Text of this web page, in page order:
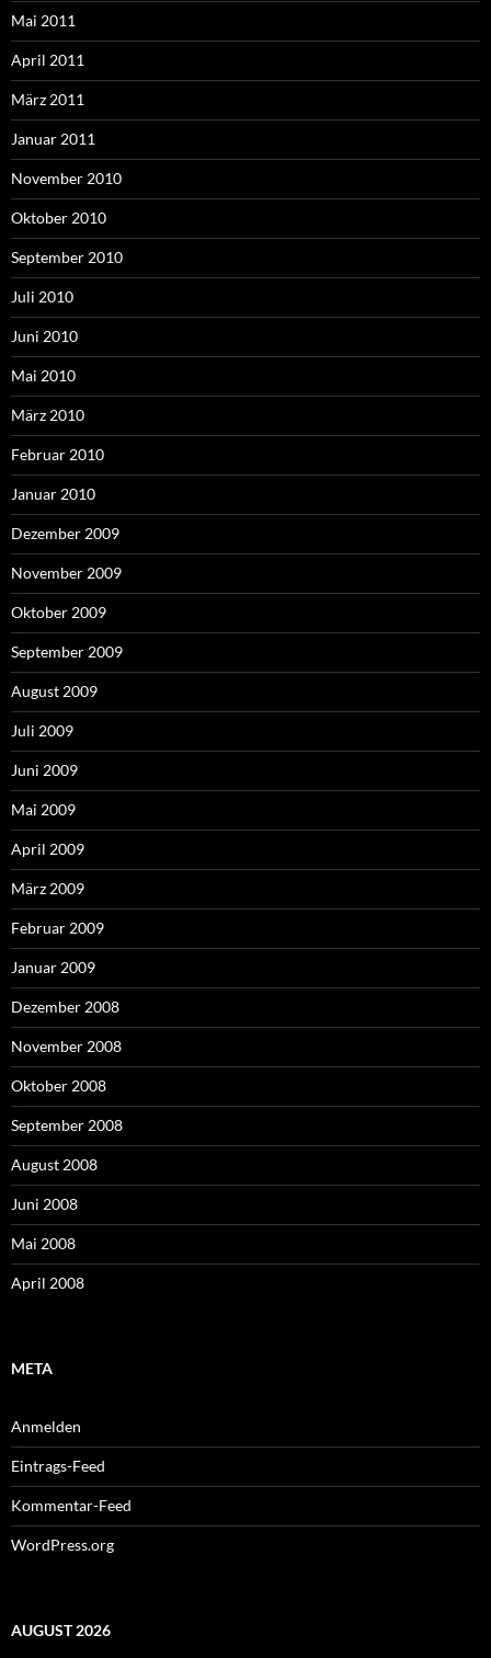
Mai 2011
April 2011
März 2011
Januar 2011
November 2010
Oktober 2010
September 2010
Juli 2010
Juni 2010
Mai 2010
März 2010
Februar 2010
Januar 2010
Dezember 2009
November 2009
Oktober 2009
September 2009
August 2009
Juli 2009
Juni 2009
Mai 2009
April 2009
März 2009
Februar 2009
Januar 2009
Dezember 2008
November 2008
Oktober 2008
September 2008
August 2008
Juni 2008
Mai 2008
April 2008
META
Anmelden
Eintrags-Feed
Kommentar-Feed
WordPress.org
AUGUST 2026